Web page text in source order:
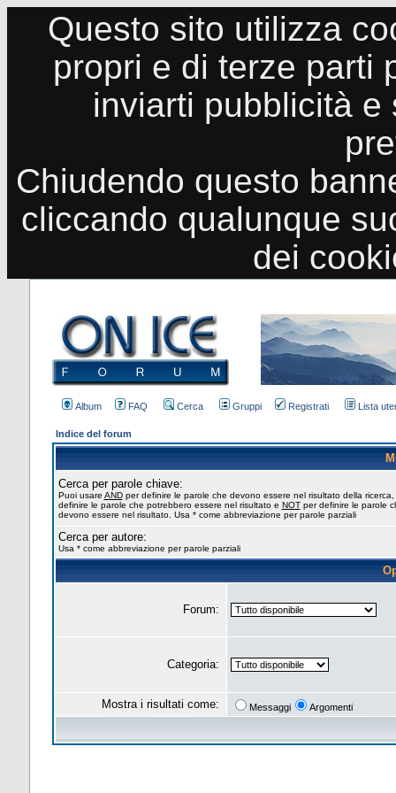
Questo sito utilizza
propri e di terze parti
inviarti pubblicità
Chiudendo questo
cliccando qualunque
dei
Album FAQ Cerca Gruppi Registrati Lista
Indice del forum
Cerca per parole chiave:
Puoi usare ANDper definire le parole che devono essere nel risultato della ricerca,
definire le parole che potrebbero essere nel risultato e NOTper definire le parole
devono essere nel risultato. Usa * come abbreviazione per parole parziali
Cerca per autore:
Usa * come abbreviazione per parole parziali
Forum:
Categoria:
Mostra i risultati come: Messaggi Argomenti